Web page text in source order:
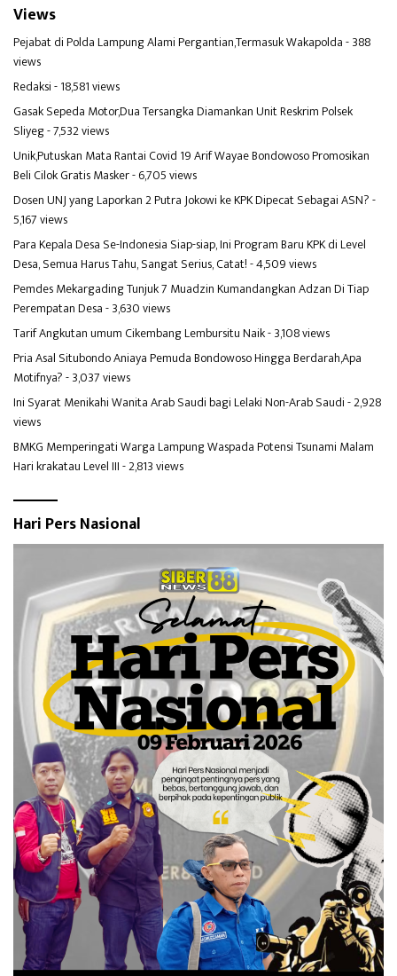
Views
Pejabat di Polda Lampung Alami Pergantian,Termasuk Wakapolda- 388
views
Redaksi- 18,581 views
Gasak Sepeda Motor,Dua Tersangka Diamankan Unit Reskrim Polsek
Sliyeg- 7,532 views
Unik,Putuskan Mata Rantai Covid 19 Arif Wayae Bondowoso Promosikan
Beli Cilok Gratis Masker- 6,705 views
Dosen UNJ yang Laporkan 2 Putra Jokowi ke KPK Dipecat Sebagai ASN?-
5,167 views
Para Kepala Desa Se-Indonesia Siap-siap, Ini Program Baru KPK di Level
Desa, Semua Harus Tahu, Sangat Serius, Catat!- 4,509 views
Pemdes Mekargading Tunjuk 7 Muadzin Kumandangkan Adzan Di Tiap
Perempatan Desa- 3,630 views
Tarif Angkutan umum Cikembang Lembursitu Naik- 3,108 views
Pria Asal Situbondo Aniaya Pemuda Bondowoso Hingga Berdarah,Apa
Motifnya?- 3,037 views
Ini Syarat Menikahi Wanita Arab Saudi bagi Lelaki Non-Arab Saudi- 2,928
views
BMKG Memperingati Warga Lampung Waspada Potensi Tsunami Malam
Hari krakatau Level III- 2,813 views
Hari Pers Nasional